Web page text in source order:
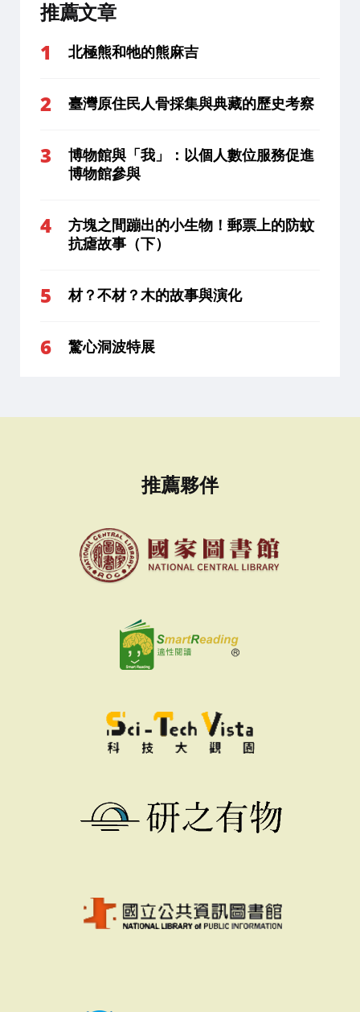
推薦文章
北極熊和牠的熊麻吉
臺灣原住民人骨採集與典藏的歷史考察
博物館與「我」：以個人數位服務促進
博物館參與
方塊之間蹦出的小生物！郵票上的防蚊
抗瘧故事（下）
材？不材？木的故事與演化
驚心洞波特展
推薦夥伴